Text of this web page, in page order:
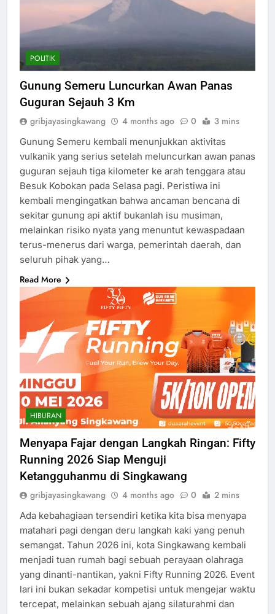
POLITIK
Gunung Semeru Luncurkan Awan Panas
Guguran Sejauh 3 Km
gribjayasingkawang 4 months ago 0 3 mins
Gunung Semeru kembali menunjukkan aktivitas
vulkanik yang serius setelah meluncurkan awan panas
guguran sejauh tiga kilometer ke arah tenggara atau
Besuk Kobokan pada Selasa pagi. Peristiwa ini
kembali mengingatkan bahwa ancaman bencana di
sekitar gunung api aktif bukanlah isu musiman,
melainkan risiko nyata yang menuntut kewaspadaan
terus-menerus dari warga, pemerintah daerah, dan
seluruh pihak yang…
Read More
HIBURAN
Menyapa Fajar dengan Langkah Ringan: Fifty
Running 2026 Siap Menguji
Ketangguhanmu di Singkawang
gribjayasingkawang 4 months ago 0 2 mins
Ada kebahagiaan tersendiri ketika kita bisa menyapa
matahari pagi dengan deru langkah kaki yang penuh
semangat. Tahun 2026 ini, kota Singkawang kembali
menjadi tuan rumah bagi sebuah perayaan olahraga
yang dinanti-nantikan, yakni Fifty Running 2026. Event
lari ini bukan sekadar kompetisi untuk mengejar waktu
tercepat, melainkan sebuah ajang silaturahmi dan